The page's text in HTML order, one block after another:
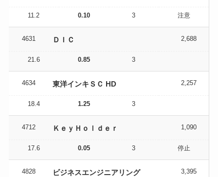
11.2 0.10 3 注意
4631 ＤＩＣ 2,688
21.6 0.85 3
4634 東洋インキＳＣ HD 2,257
18.4 1.25 3
4712 ＫｅｙＨｏｌｄｅｒ 1,090
17.6 0.05 3 停止
4828 ビジネスエンジニアリング 3,395